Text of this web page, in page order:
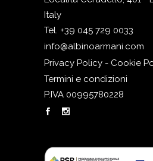
Italy
Tel. +39 045 729 0033
info@albinoarmani.com
Privacy Policy - Cookie
Termini e condizioni
P.IVA 00995780228